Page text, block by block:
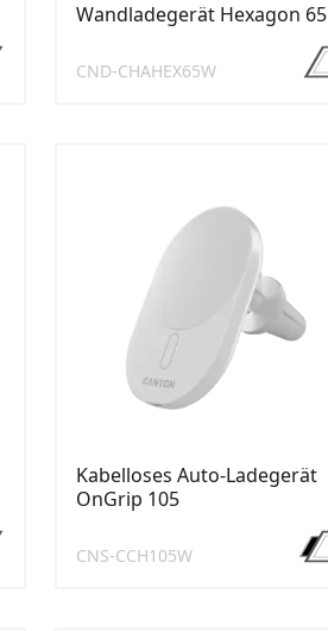
Wandladegerät Hexagon 65
CND-CHAHEX65W
Kabelloses Auto-Ladegerät
OnGrip 105
CNS-CCH105W